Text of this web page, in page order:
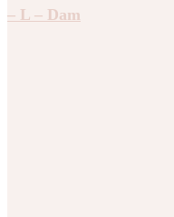
– L – Dam